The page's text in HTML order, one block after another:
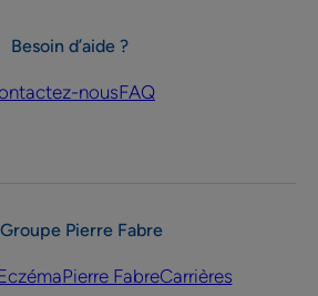
Besoin d’aide ?
nousFAQ
Pierre Fabre
Pierre FabreCarrières